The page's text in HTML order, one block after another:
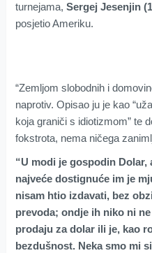
turnejama, Sergej Jesenjin
posjetio Ameriku.
“Zemljom slobodnih i
naprotiv. Opisao ju je kao
koja graniči s idiotizmom” te
fokstrota, nema ničega
“U modi je gospodin Dolar,
najveće dostignuće im je
nisam htio izdavati, bez
prevoda; ondje ih niko ni
prodaju za dolar ili je, kao
bezdušnost. Neka smo mi